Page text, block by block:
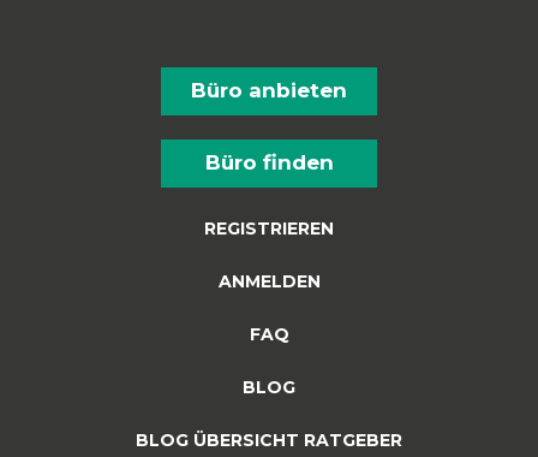
Büro anbieten
Büro finden
REGISTRIEREN
ANMELDEN
FAQ
BLOG
BLOG ÜBERSICHT RATGEBER